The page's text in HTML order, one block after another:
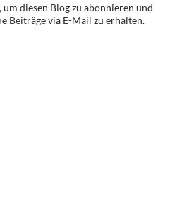
diesen Blog zu abonnieren und
Beiträge via E-Mail zu erhalten.